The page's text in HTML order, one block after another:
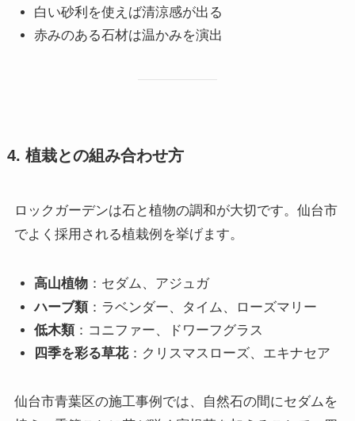
白い砂利を使えば清涼感が出る
赤みのある石材は温かみを演出
4. 植栽との組み合わせ方
ロックガーデンは石と植物の調和が大切です。仙台市
でよく採用される植栽例を挙げます。
高山植物 ：セダム、アジュガ
ハーブ類：ラベンダー、タイム、ローズマリー
低木類：コニファー、ドワーフグラス
四季を彩る草花：クリスマスローズ、エキナセア
仙台市青葉区の施工事例では、自然石の間にセダムを